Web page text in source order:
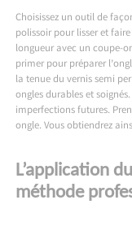
Choisissez un outil de
polissoir pour lisser et
longueur avec un coupe-
primer pour préparer
la tenue du vernis semi
ongles durables et
imperfections futures.
ongle. Vous obtiendrez
L’application
méthode